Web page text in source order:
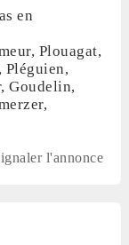
en
Plouagat,
Pléguien,
Goudelin,
l'annonce